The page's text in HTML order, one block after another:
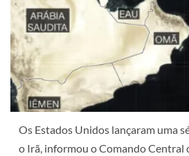
Os Estados Unidos lançaram uma
o Irã, informou o Comando Central